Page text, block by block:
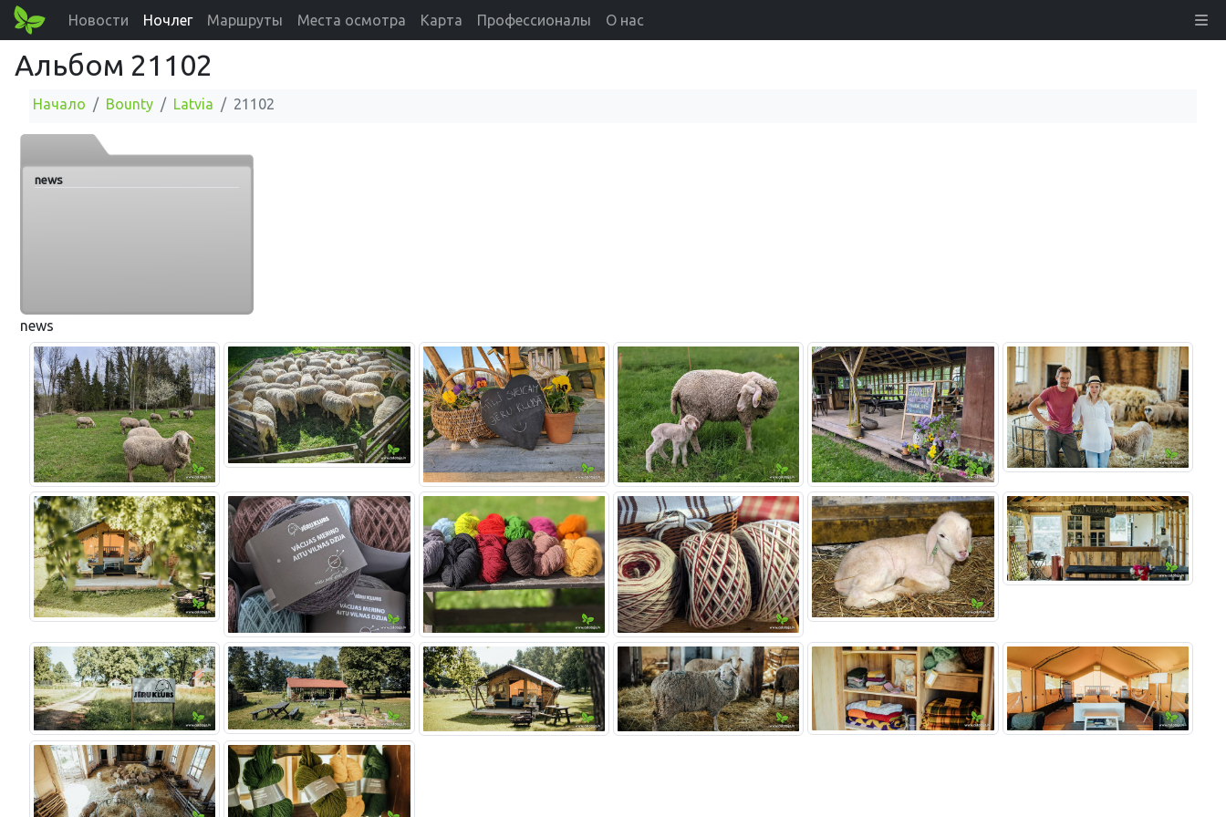
Новости Ночлег Маршруты Места осмотра Карта Профессионалы О нас
Альбом 21102
Начало Bounty Latvia 21102
news
news